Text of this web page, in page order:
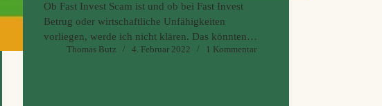
Ob Fast Invest Scam ist und ob bei Fast Invest
Betrug oder wirtschaftliche Unfähigkeiten
vorliegen, werde ich nicht klären. Das könnten
vielleicht einmal die Gerichte tun. Ich möchte heute
Thomas Butz 4. Februar 2022 1 Kommentar